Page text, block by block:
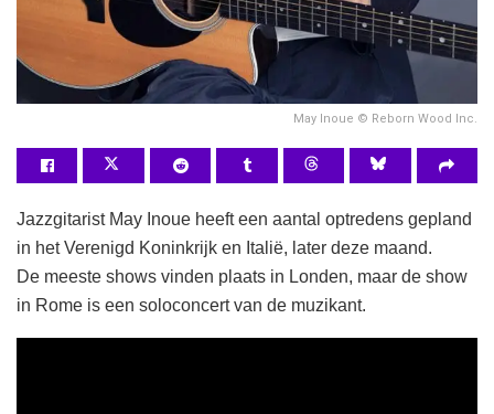
May Inoue © Reborn Wood Inc.
Jazzgitarist May Inoue heeft een aantal optredens gepland
in het Verenigd Koninkrijk en Italië, later deze maand.
De meeste shows vinden plaats in Londen, maar de show
in Rome is een soloconcert van de muzikant.